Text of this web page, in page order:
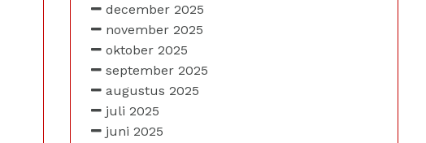
december 2025
november 2025
oktober 2025
september 2025
augustus 2025
juli 2025
juni 2025